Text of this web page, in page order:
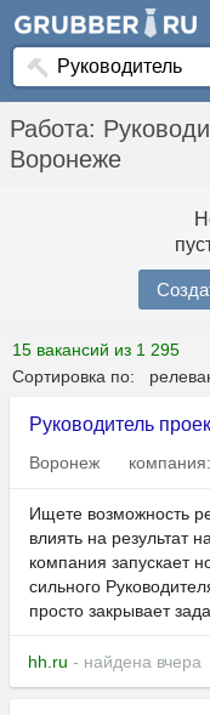
Работа:
Воронеже
15 вакансий из 1 295
Сортировка по:
Руководитель
Воронеж компания:
Ищете возможность
влиять на результат
компания запускает
сильного
просто закрывает
hh.ru - найдена вчера